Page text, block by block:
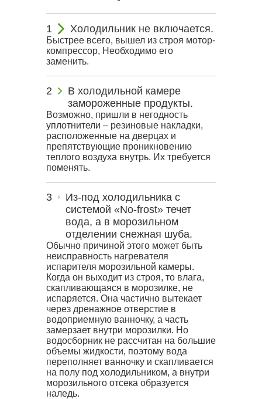
Холодильник не включается.
Быстрее всего, вышел из строя мотор-
компрессор, Необходимо его
заменить.
В холодильной камере
замороженные продукты.
Возможно, пришли в негодность
уплотнители – резиновые накладки,
расположенные на дверцах и
препятствующие проникновению
теплого воздуха внутрь. Их требуется
поменять.
Из-под холодильника с
системой «No-frost» течет
вода, а в морозильном
отделении снежная шуба.
Обычно причиной этого может быть
неисправность нагревателя
испарителя морозильной камеры.
Когда он выходит из строя, то влага,
скапливающаяся в морозилке, не
испаряется. Она частично вытекает
через дренажное отверстие в
водоприемную ванночку, а часть
замерзает внутри морозилки. Но
водосборник не рассчитан на большие
объемы жидкости, поэтому вода
переполняет ванночку и скапливается
на полу под холодильником, а внутри
морозильного отсека образуется
наледь.